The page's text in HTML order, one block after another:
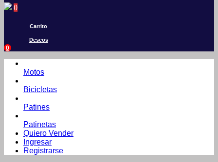
0
Carrito
Deseos
0
Motos
Bicicletas
Patines
Patinetas
Quiero Vender
Ingresar
Registrarse